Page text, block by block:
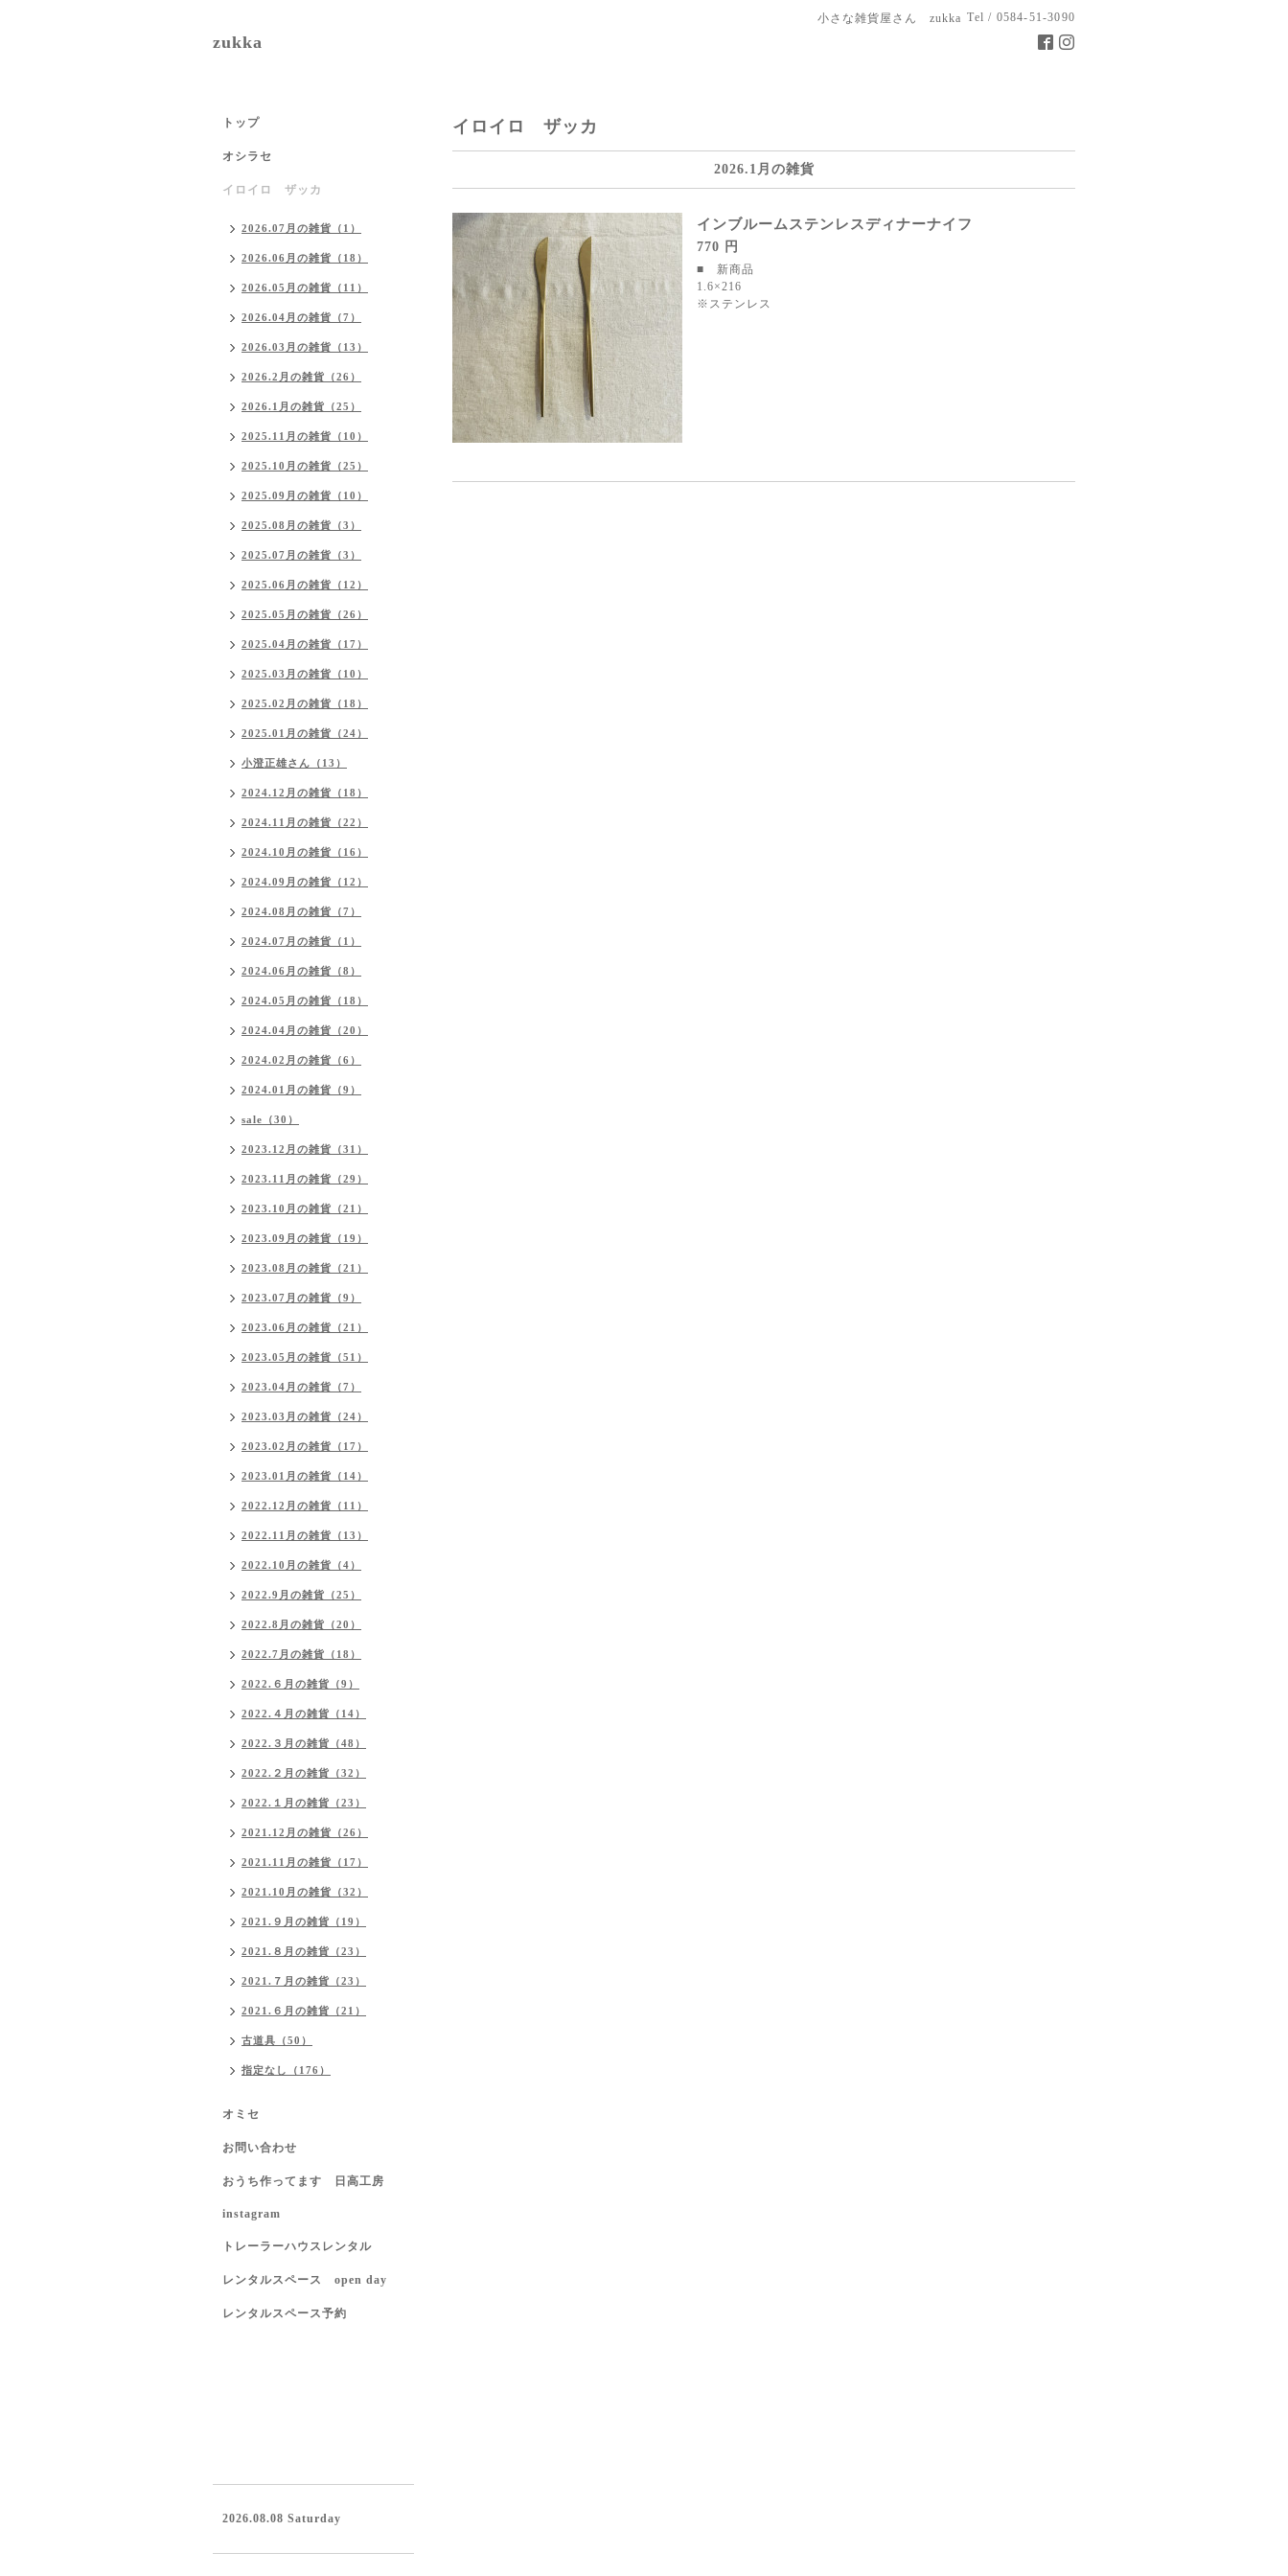
小さな雑貨屋さん zukka Tel / 0584-51-3090
zukka
イロイロ ザッカ
2026.1月の雑貨
インブルームステンレスディナーナイフ
770 円
■ 新商品
1.6×216
※ステンレス
トップ
オシラセ
イロイロ ザッカ
2026.07月の雑貨（1）
2026.06月の雑貨（18）
2026.05月の雑貨（11）
2026.04月の雑貨（7）
2026.03月の雑貨（13）
2026.2月の雑貨（26）
2026.1月の雑貨（25）
2025.11月の雑貨（10）
2025.10月の雑貨（25）
2025.09月の雑貨（10）
2025.08月の雑貨（3）
2025.07月の雑貨（3）
2025.06月の雑貨（12）
2025.05月の雑貨（26）
2025.04月の雑貨（17）
2025.03月の雑貨（10）
2025.02月の雑貨（18）
2025.01月の雑貨（24）
小澄正雄さん（13）
2024.12月の雑貨（18）
2024.11月の雑貨（22）
2024.10月の雑貨（16）
2024.09月の雑貨（12）
2024.08月の雑貨（7）
2024.07月の雑貨（1）
2024.06月の雑貨（8）
2024.05月の雑貨（18）
2024.04月の雑貨（20）
2024.02月の雑貨（6）
2024.01月の雑貨（9）
sale（30）
2023.12月の雑貨（31）
2023.11月の雑貨（29）
2023.10月の雑貨（21）
2023.09月の雑貨（19）
2023.08月の雑貨（21）
2023.07月の雑貨（9）
2023.06月の雑貨（21）
2023.05月の雑貨（51）
2023.04月の雑貨（7）
2023.03月の雑貨（24）
2023.02月の雑貨（17）
2023.01月の雑貨（14）
2022.12月の雑貨（11）
2022.11月の雑貨（13）
2022.10月の雑貨（4）
2022.9月の雑貨（25）
2022.8月の雑貨（20）
2022.7月の雑貨（18）
2022.６月の雑貨（9）
2022.４月の雑貨（14）
2022.３月の雑貨（48）
2022.２月の雑貨（32）
2022.１月の雑貨（23）
2021.12月の雑貨（26）
2021.11月の雑貨（17）
2021.10月の雑貨（32）
2021.９月の雑貨（19）
2021.８月の雑貨（23）
2021.７月の雑貨（23）
2021.６月の雑貨（21）
古道具（50）
指定なし（176）
オミセ
お問い合わせ
おうち作ってます 日高工房
instagram
トレーラーハウスレンタル
レンタルスペース open day
レンタルスペース予約
2026.08.08 Saturday